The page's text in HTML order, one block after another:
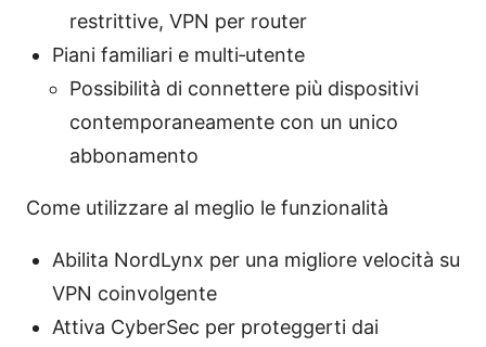
restrittive, VPN per router
Piani familiari e multi‑utente
Possibilità di connettere più dispositivi
contemporaneamente con un unico
abbonamento
Come utilizzare al meglio le funzionalità
Abilita NordLynx per una migliore velocità su
VPN coinvolgente
Attiva CyberSec per proteggerti dai